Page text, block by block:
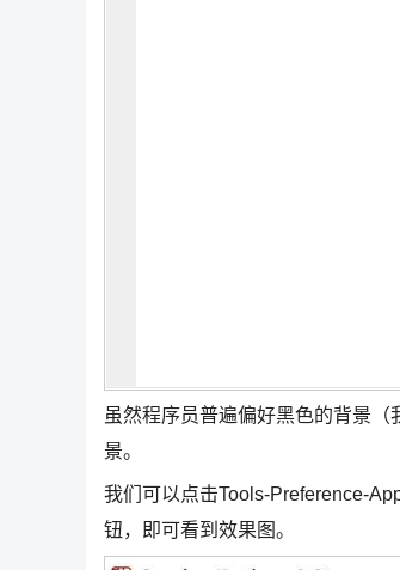
虽然程序员普遍偏好黑色的背景
景。
我们可以点击Tools-Preference-
钮，即可看到效果图。